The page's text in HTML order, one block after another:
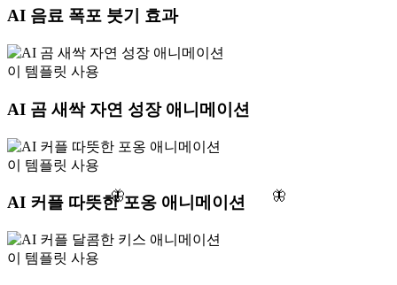
🦋 🦋
AI 음료 폭포 붓기 효과
이 템플릿 사용
AI 곰 새싹 자연 성장 애니메이션
이 템플릿 사용
AI 커플 따뜻한 포옹 애니메이션
이 템플릿 사용